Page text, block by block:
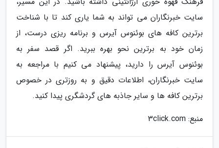
سایت خبرنگاران می تواند به شما یاری کند تا با شناخت
برترین کافه های بوئنوس آیرس و برنامه ریزی درست، از
زمان خود به برترین نحو بهره ببرید. اگر قصد سفر به
بوئنوس آیرس را دارید، پیشنهاد می کنیم با مراجعه به
سایت خبرنگاران، اطلاعات دقیق و به روزتری در خصوص
برترین کافه ها و سایر جاذبه های گردشگری پیدا کنید.
منبع: 3click.com